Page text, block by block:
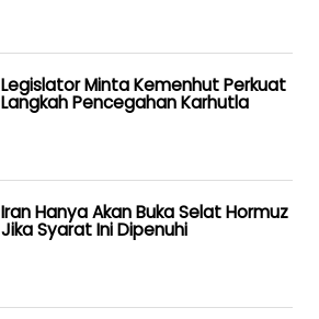
Legislator Minta Kemenhut Perkuat
Langkah Pencegahan Karhutla
Iran Hanya Akan Buka Selat Hormuz
Jika Syarat Ini Dipenuhi